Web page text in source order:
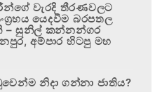
වැරදි තීරණවලට
යෙදවීම බරපතල
– සුනිල් කන්නන්ගර
අම්පාර හිටපු මහ
නිදා ගන්නා ජාතිය?